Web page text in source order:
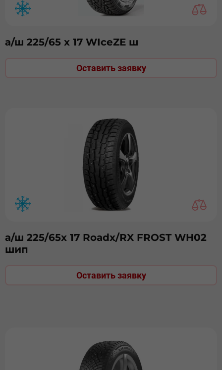
а/ш 225/65 х 17 WIceZE ш
Оставить заявку
а/ш 225/65х 17 Roadx/RX FROST WH02
шип
Оставить заявку